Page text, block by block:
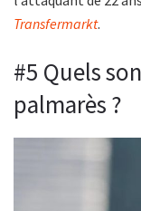
Transfermarkt.
#5 Quels
palmarès ?